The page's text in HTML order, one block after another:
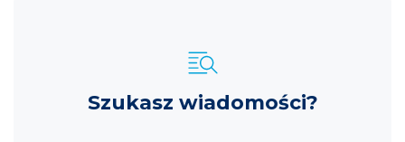
Szukasz wiadomości?